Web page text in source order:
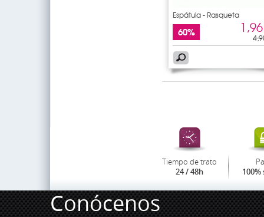
Espátula - Rasqueta
60%
Tiempo de trato
24 / 48h 100%
Conócenos